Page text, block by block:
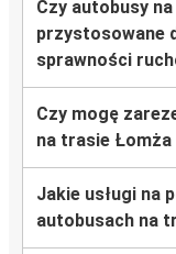
Czy autobusy
przystosowane
sprawności
Czy mogę
na trasie Łomża
Jakie usługi na
autobusach na